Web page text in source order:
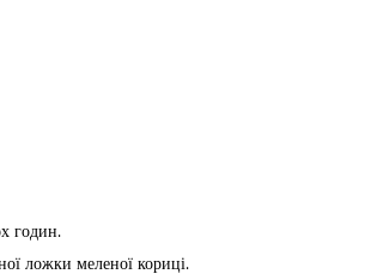
годин.
ложки меленої кориці.